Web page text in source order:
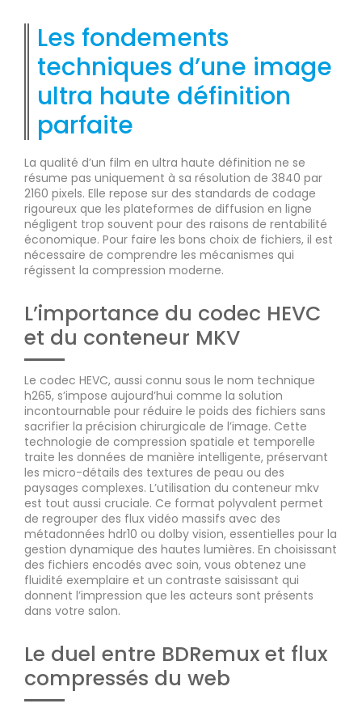
Les fondements
techniques d’une image
ultra haute définition
parfaite
La qualité d’un film en ultra haute définition ne se
résume pas uniquement à sa résolution de 3840 par
2160 pixels. Elle repose sur des standards de codage
rigoureux que les plateformes de diffusion en ligne
négligent trop souvent pour des raisons de rentabilité
économique. Pour faire les bons choix de fichiers, il est
nécessaire de comprendre les mécanismes qui
régissent la compression moderne.
L’importance du codec HEVC
et du conteneur MKV
Le codec HEVC, aussi connu sous le nom technique
h265, s’impose aujourd’hui comme la solution
incontournable pour réduire le poids des fichiers sans
sacrifier la précision chirurgicale de l’image. Cette
technologie de compression spatiale et temporelle
traite les données de manière intelligente, préservant
les micro-détails des textures de peau ou des
paysages complexes. L’utilisation du conteneur mkv
est tout aussi cruciale. Ce format polyvalent permet
de regrouper des flux vidéo massifs avec des
métadonnées hdr10 ou dolby vision, essentielles pour la
gestion dynamique des hautes lumières. En choisissant
des fichiers encodés avec soin, vous obtenez une
fluidité exemplaire et un contraste saisissant qui
donnent l’impression que les acteurs sont présents
dans votre salon.
Le duel entre BDRemux et flux
compressés du web